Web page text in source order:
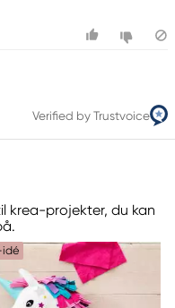
Verified by Trustvoice
krea-projekter, du kan
idé